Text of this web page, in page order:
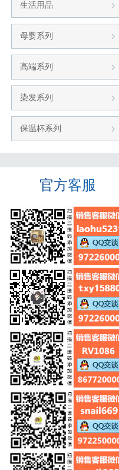
生活用品
母婴系列
高端系列
染发系列
保温杯系列
官方客服